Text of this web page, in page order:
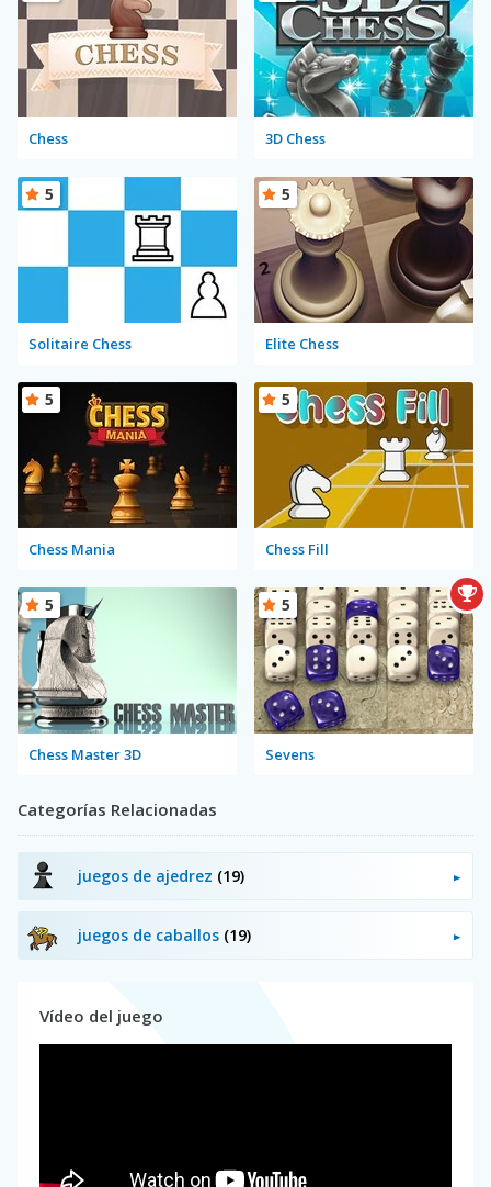
Chess 3D Chess
Solitaire Chess
5
Elite Chess
5
Chess Mania
5
Chess Fill
5
Chess Master 3D
5
Sevens
5
Categorías Relacionadas
juegos de ajedrez (19)
juegos de caballos (19)
Vídeo del juego